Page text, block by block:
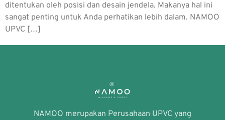
ditentukan oleh posisi dan desain jendela. Makanya hal ini
sangat penting untuk Anda perhatikan lebih dalam. NAMOO
UPVC […]
NAMOO merupakan Perusahaan UPVC yang